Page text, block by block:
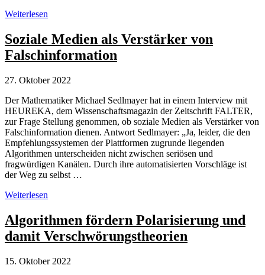
Wahlkampf
Lügen
und
Verschwörungstheorien
politischer
Weiterlesen
Soziale Medien als Verstärker von
Falschinformation
27. Oktober 2022
Der Mathematiker Michael Sedlmayer hat in einem Interview mit
HEUREKA, dem Wissenschaftsmagazin der Zeitschrift FALTER,
zur Frage Stellung genommen, ob soziale Medien als Verstärker von
Falschinformation dienen. Antwort Sedlmayer: „Ja, leider, die den
Empfehlungssystemen der Plattformen zugrunde liegenden
Algorithmen unterscheiden nicht zwischen seriösen und
fragwürdigen Kanälen. Durch ihre automatisierten Vorschläge ist
der Weg zu selbst …
Soziale
als
Verstärker
von
Weiterlesen
Algorithmen fördern Polarisierung und
damit Verschwörungstheorien
15. Oktober 2022